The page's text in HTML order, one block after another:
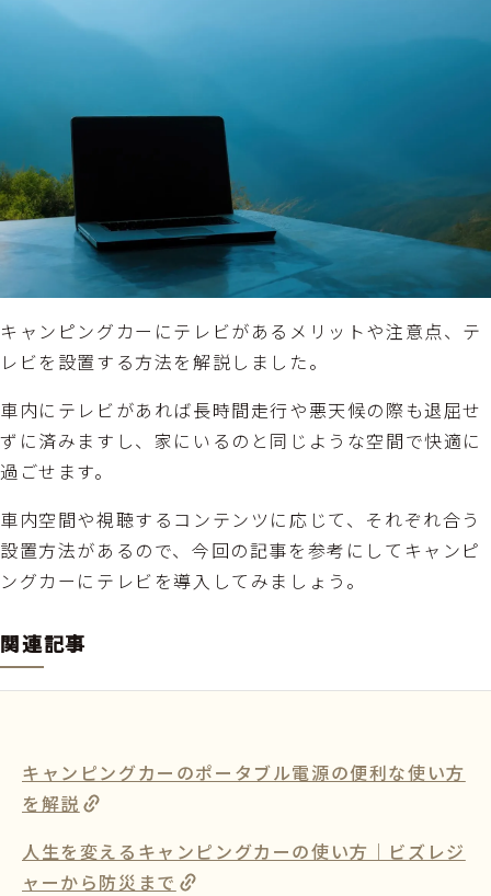
キャンピングカーにテレビがあるメリットや注意点、テ
レビを設置する方法を解説しました。
車内にテレビがあれば長時間走行や悪天候の際も退屈せ
ずに済みますし、家にいるのと同じような空間で快適に
過ごせます。
車内空間や視聴するコンテンツに応じて、それぞれ合う
設置方法があるので、今回の記事を参考にしてキャンピ
ングカーにテレビを導入してみましょう。
関連記事
キャンピングカーのポータブル電源の便利な使い方
を解説
人生を変えるキャンピングカーの使い方｜ビズレジ
ャーから防災まで